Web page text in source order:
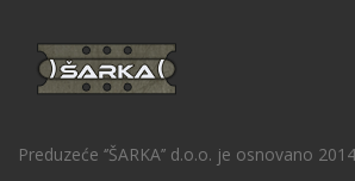
Preduzeće ‘’ŠARKA’’ d.o.o. je osnovano